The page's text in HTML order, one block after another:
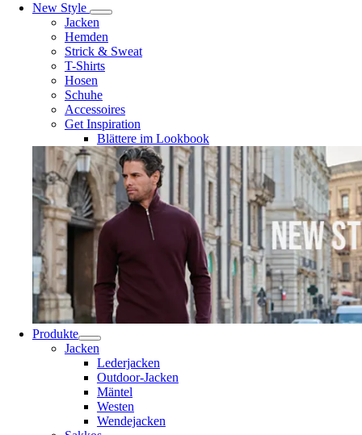
New Style
Jacken
Hemden
Strick & Sweat
T-Shirts
Hosen
Schuhe
Accessoires
Get Inspiration
Blättere im Lookbook
Produkte
Jacken
Lederjacken
Outdoor-Jacken
Mäntel
Westen
Wendejacken